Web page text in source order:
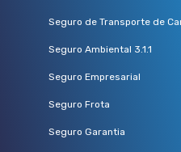
Seguro de Transporte de
Seguro Ambiental 3.1.1
Seguro Empresarial
Seguro Frota
Seguro Garantia